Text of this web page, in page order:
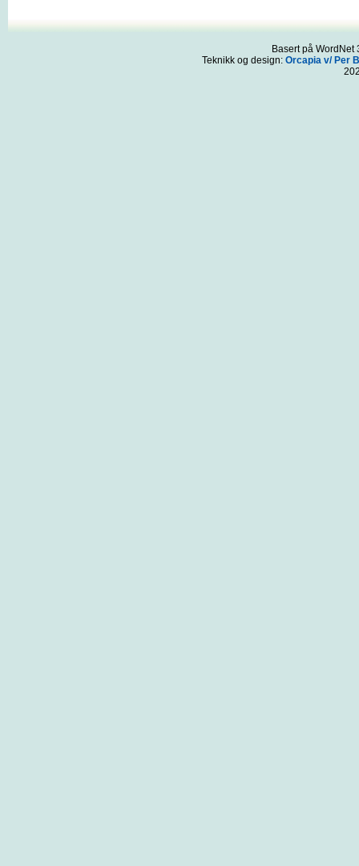
Basert på
Teknikk og design: Orcapia v/ Per